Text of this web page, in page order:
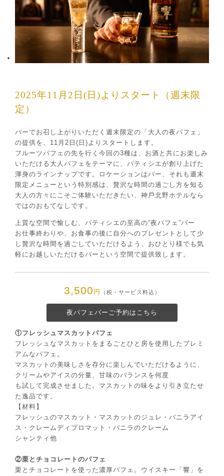
2025年11⽉2⽇(⽇)よりスタート（週末限
定）
バーでお召し上がりいただく週末限定の「⼤⼈の夜パフェ」
の提供を、11⽉2⽇(⽇)よりスタートします。
フルーツパフェの先を⾏く今回の3種は、お酒と共にお楽しみ
いただける⼤⼈パフェをテーマに、パティシエが創り上げた
渾⾝のラインナップです。ロケーションはバー、それも週末
限定メニューという特別感は、贅沢な時間の過ごし⽅を知る
⼤⼈の⽅々にこそご体験いただきたい、神⼾北野ホテルなら
ではのおもてなしです。
上質な空間で愉しむ、パティシエの⾄⾼の“夜パフェ”バー
お仕事終わりや、お⾷事の後に⾃分へのプレゼントとして少
し贅沢な時間を過ごしていただけるよう、おひとり様でも気
軽にお越しいただけるバーという空間で提供致します。
3,500 円 （税・サービス料込）
夜パフェバーご予約はこちら
①フレッシュマスカットパフェ
フレッシュなマスカットをまるごとひと房を使⽤したプレミ
アムなパフェ。
マスカットの美味しさを存分に楽しんでいただけるように、
クリームやアイスの分量、⽢味のバランスを何度
も試して完成させました。マスカットの味をより引き⽴たせ
た逸品です。
【材料】
フレッシュのマスカット・マスカットのジュレ・バニラアイ
ス・クレームディプロマット・バニラのクレーム
シャンティ他
②栗とチョコレートのパフェ
栗とチョコレートを使った濃厚パフェ。ウイスキー「響」を